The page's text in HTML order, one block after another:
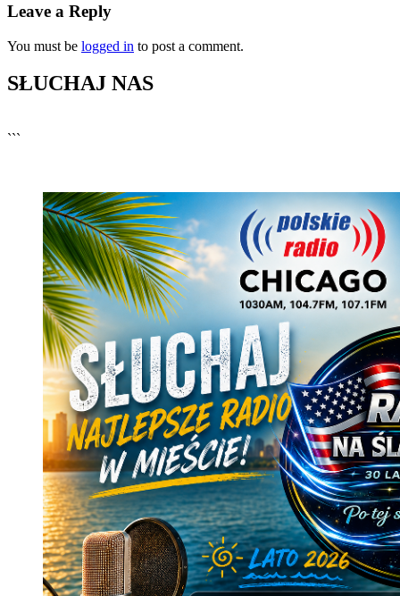
Leave a Reply
You must be logged in to post a comment.
SŁUCHAJ NAS
```